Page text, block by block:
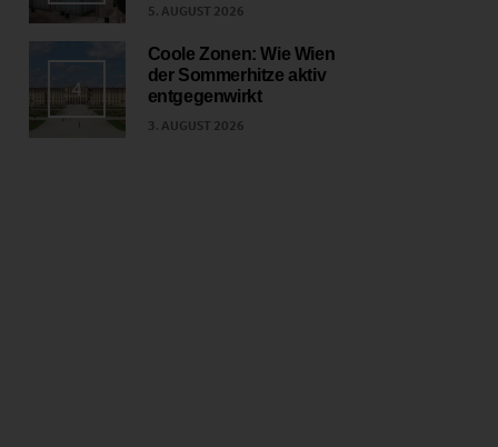
5. AUGUST 2026
4
Coole Zonen: Wie Wien
der Sommerhitze aktiv
entgegenwirkt
3. AUGUST 2026